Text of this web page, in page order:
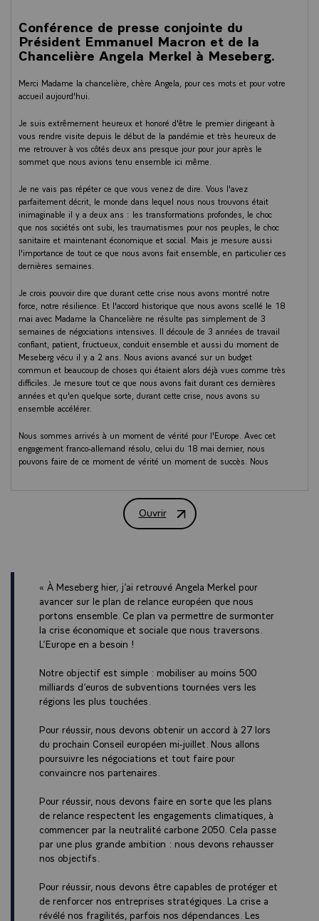
Conférence de presse conjointe du
Président Emmanuel Macron et de la
Chancelière Angela Merkel à Meseberg.
Merci Madame la chancelière, chère Angela, pour ces mots et pour votre
accueil aujourd'hui.
Je suis extrêmement heureux et honoré d'être le premier dirigeant à
vous rendre visite depuis le début de la pandémie et très heureux de
me retrouver à vos côtés deux ans presque jour pour jour après le
sommet que nous avions tenu ensemble ici même.
Je ne vais pas répéter ce que vous venez de dire. Vous l'avez
parfaitement décrit, le monde dans lequel nous nous trouvons était
inimaginable il y a deux ans : les transformations profondes, le choc
que nos sociétés ont subi, les traumatismes pour nos peuples, le choc
sanitaire et maintenant économique et social. Mais je mesure aussi
l'importance de tout ce que nous avons fait ensemble, en particulier ces
dernières semaines.
Je crois pouvoir dire que durant cette crise nous avons montré notre
force, notre résilience. Et l'accord historique que nous avons scellé le 18
mai avec Madame la Chancelière ne résulte pas simplement de 3
semaines de négociations intensives. Il découle de 3 années de travail
confiant, patient, fructueux, conduit ensemble et aussi du moment de
Meseberg vécu il y a 2 ans. Nous avions avancé sur un budget
commun et beaucoup de choses qui étaient alors déjà vues comme très
difficiles. Je mesure tout ce que nous avons fait durant ces dernières
années et qu'en quelque sorte, durant cette crise, nous avons su
ensemble accélérer.
Nous sommes arrivés à un moment de vérité pour l'Europe. Avec cet
engagement franco-allemand résolu, celui du 18 mai dernier, nous
pouvons faire de ce moment de vérité un moment de succès. Nous
commencera début 2022, comme vous l'avez dit, la présidence
française. Le calendrier lui-même montre combien nos volontés, nos
destins sont entremêlés. Et c'est ce dont nous avons commencé à
faisant tout, avec le président Charles MICHEL et la présidente Ursula
VON DER LEYEN, avec l'ensemble de nos partenaires, pour obtenir un
accord budgétaire au mois de juillet sur un cadre financier commun
2021-2027 et sur le plan de relance. Je ferai très simple. Il faut que
nous arrivions à consolider ce que nous avons ensemble décidé : un
et vers les régions les plus touchées. Nous l'avons écrit noir sur blanc
avec la chancelière, c'est notre priorité absolue.
C'est ce qui permet d’être à la hauteur et de répondre au défi qui est
compte tenu de l'agenda européen ambitieux que devra porter la
présidence allemande, et nous avons aussi évoqué tous ces autres
dossiers, le Brexit et la future relation avec le Royaume-Uni, qui doit
être coopérative mais juste. Jamais nous ne pourrons accepter qu'être à
sans respecter nos règles, ce serait l'inverse d'une Europe souveraine.
Nous aurons aussi à traiter de l'enjeu du climat, vous l'avez rappelé.
Nous devrons d'ici la fin de l'année rehausser nos objectifs de réduction
d'émissions pour 2030 et faire en sorte que les plans de relance
européens et nationaux respectent ces objectifs. Et à cet égard, il me
font leur transition écologique soit strictement conditionné à des
engagements climatiques précis, à commencer par la neutralité carbone
2050. Et nous savons que nous aurons ce rehaussement des
Ouvrir
« À Meseberg hier, j’ai retrouvé Angela Merkel pour
avancer sur le plan de relance européen que nous
portons ensemble. Ce plan va permettre de surmonter
la crise économique et sociale que nous traversons.
L’Europe en a besoin !
Notre objectif est simple : mobiliser au moins 500
milliards d’euros de subventions tournées vers les
régions les plus touchées.
Pour réussir, nous devons obtenir un accord à 27 lors
du prochain Conseil européen mi-juillet. Nous allons
poursuivre les négociations et tout faire pour
convaincre nos partenaires.
Pour réussir, nous devons faire en sorte que les plans
de relance respectent les engagements climatiques, à
commencer par la neutralité carbone 2050. Cela passe
par une plus grande ambition : nous devons rehausser
nos objectifs.
Pour réussir, nous devons être capables de protéger et
de renforcer nos entreprises stratégiques. La crise a
révélé nos fragilités, parfois nos dépendances. Les